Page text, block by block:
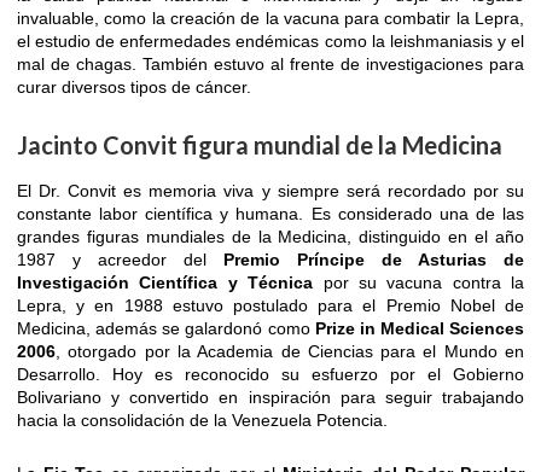
invaluable, como la creación de la vacuna para combatir la Lepra,
el estudio de enfermedades endémicas como la leishmaniasis y el
mal de chagas. También estuvo al frente de investigaciones para
curar diversos tipos de cáncer.
Jacinto Convit figura mundial de la Medicina
El Dr. Convit es memoria viva y siempre será recordado por su
constante labor científica y humana. Es considerado una de las
grandes figuras mundiales de la Medicina, distinguido en el año
1987 y acreedor del Premio Príncipe de Asturias de
Investigación Científica y Técnica por su vacuna contra la
Lepra, y en 1988 estuvo postulado para el Premio Nobel de
Medicina, además se galardonó como Prize in Medical Sciences
2006, otorgado por la Academia de Ciencias para el Mundo en
Desarrollo. Hoy es reconocido su esfuerzo por el Gobierno
Bolivariano y convertido en inspiración para seguir trabajando
hacia la consolidación de la Venezuela Potencia.